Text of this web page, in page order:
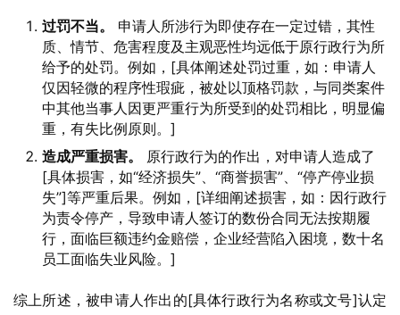
过罚不当。
申请人所涉行为即使存在一定过错，其性
质、情节、危害程度及主观恶性均远低于原行政行为所
给予的处罚。例如，[具体阐述处罚过重，如：申请人
仅因轻微的程序性瑕疵，被处以顶格罚款，与同类案件
中其他当事人因更严重行为所受到的处罚相比，明显偏
重，有失比例原则。]
造成严重损害。
原行政行为的作出，对申请人造成了
[具体损害，如“经济损失”、“商誉损害”、“停产停业损
失”]等严重后果。例如，[详细阐述损害，如：因行政行
为责令停产，导致申请人签订的数份合同无法按期履
行，面临巨额违约金赔偿，企业经营陷入困境，数十名
员工面临失业风险。]
综上所述，被申请人作出的[具体行政行为名称或文号]认定